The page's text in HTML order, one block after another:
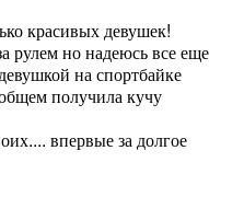
красивых девушек!
рулем но надеюсь все еще
на спортбайке
получила кучу
впервые за долгое